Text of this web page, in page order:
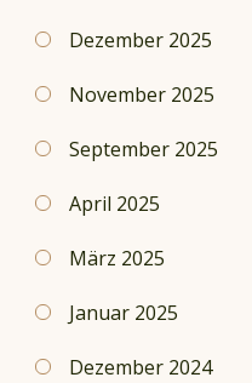
Dezember 2025
November 2025
September 2025
April 2025
März 2025
Januar 2025
Dezember 2024